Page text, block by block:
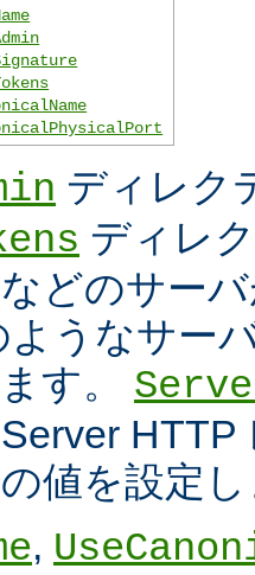
ディレク
ディレ
どのサー
ようなサー
す。
値を設定
,